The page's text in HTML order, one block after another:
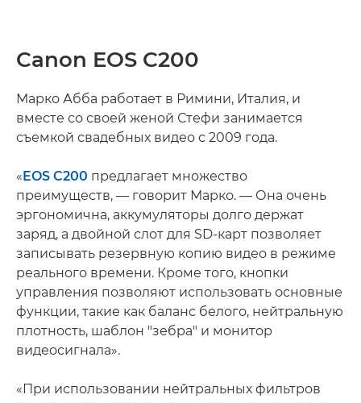
Canon EOS C200
Марко Абба работает в Римини, Италия, и
вместе со своей женой Стефи занимается
съемкой свадебных видео с 2009 года.
«EOS C200 предлагает множество
преимуществ, — говорит Марко. — Она очень
эргономична, аккумуляторы долго держат
заряд, а двойной слот для SD-карт позволяет
записывать резервную копию видео в режиме
реального времени. Кроме того, кнопки
управления позволяют использовать основные
функции, такие как баланс белого, нейтральную
плотность, шаблон "зебра" и монитор
видеосигнала».
«При использовании нейтральных фильтров